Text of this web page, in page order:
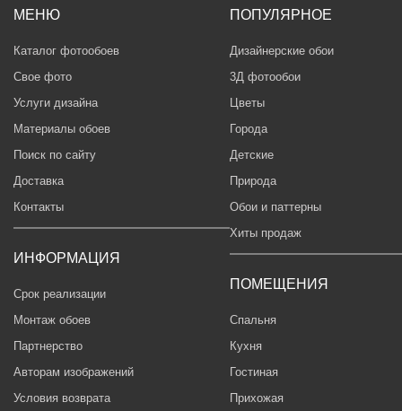
МЕНЮ
Каталог фотообоев
Свое фото
Услуги дизайна
Материалы обоев
Поиск по сайту
Доставка
Контакты
ИНФОРМАЦИЯ
Срок реализации
Монтаж обоев
Партнерство
Авторам изображений
Условия возврата
ПОПУЛЯРНОЕ
Дизайнерские обои
3Д фотообои
Цветы
Города
Детские
Природа
Обои и паттерны
Хиты продаж
ПОМЕЩЕНИЯ
Спальня
Кухня
Гостиная
Прихожая